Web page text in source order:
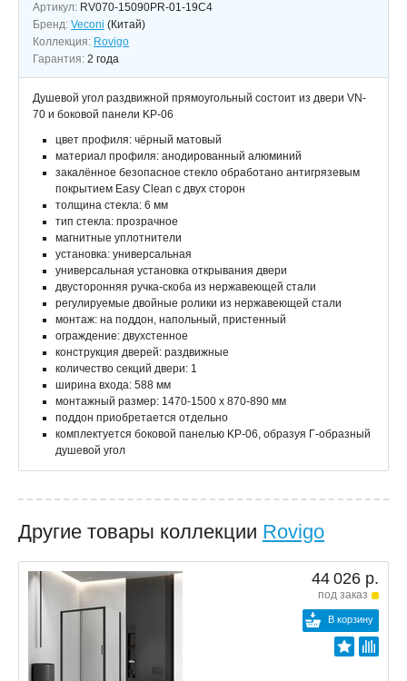
Артикул: RV070-15090PR-01-19C4
Бренд: Veconi (Китай)
Коллекция: Rovigo
Гарантия: 2 года
Душевой угол раздвижной прямоугольный состоит из двери VN-
70 и боковой панели KP-06
цвет профиля: чёрный матовый
материал профиля: анодированный алюминий
закалённое безопасное стекло обработано антигрязевым
покрытием Easy Clean с двух сторон
толщина стекла: 6 мм
тип стекла: прозрачное
магнитные уплотнители
установка: универсальная
универсальная установка открывания двери
двусторонняя ручка-скоба из нержавеющей стали
регулируемые двойные ролики из нержавеющей стали
монтаж: на поддон, напольный, пристенный
ограждение: двухстенное
конструкция дверей: раздвижные
количество секций двери: 1
ширина входа: 588 мм
монтажный размер: 1470-1500 x 870-890 мм
поддон приобретается отдельно
комплектуется боковой панелью KP-06, образуя Г-образный
душевой угол
Другие товары коллекции Rovigo
44 026 р.
под заказ
В корзину